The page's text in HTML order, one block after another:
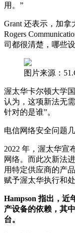
用。”
Grant 还表示，加拿
Rogers
司都很清楚，哪些
图片来源：
渥太华卡尔顿大学
认为，这项新法无
针对的是谁”。
电信网络安全问题
2022 年，渥太华宣
网络。而此次新法
用特定供应商的产
赋予渥太华执行和
Hampson 指出，近
产设备的依赖，其
台。